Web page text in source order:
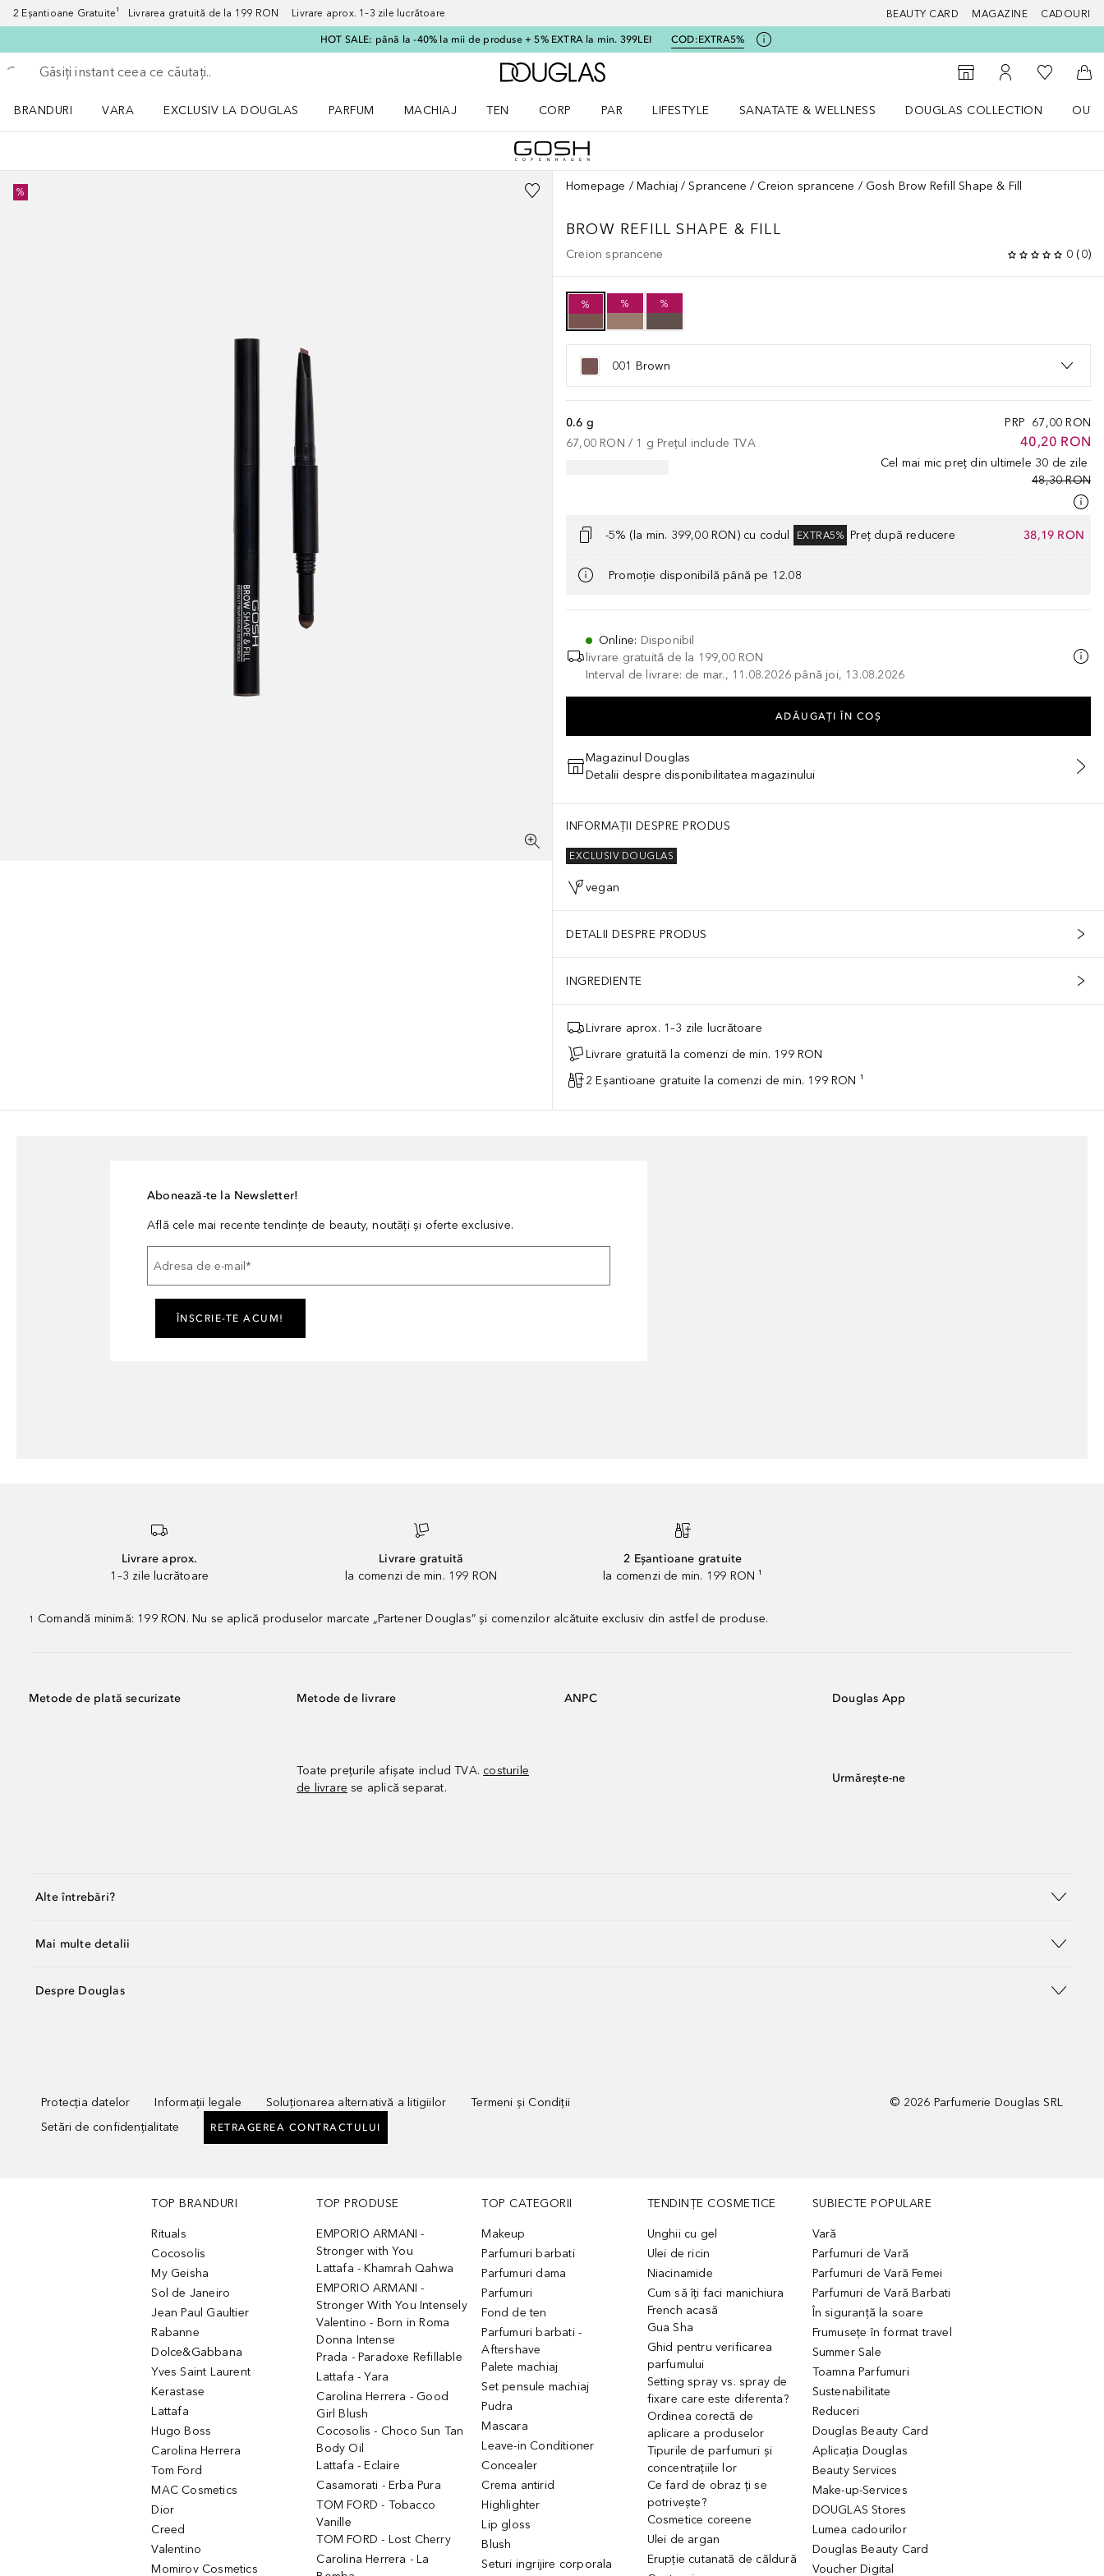
2 Eșantioane Gratuite¹ Livrarea gratuită de la 199 RON Livrare aprox. 1–3 zile lucrătoare BEAUTY CARD MAGAZINE CADOURI
HOT SALE: până la -40% la mii de produse + 5% EXTRA la min. 399LEI COD:EXTRA5%
Înapoi
Executați căutarea
Către pagina principală Douglas
Către Găsire magazin
Către Contul meu
Către
BRANDURI
VARA
EXCLUSIV LA DOUGLAS
PARFUM
MACHIAJ
TEN
CORP
PAR
LIFESTYLE
SANATATE & WELLNESS
DOUGLAS COLLECTION
% Homepage Machiaj Sprancene Creion sprancene Gosh Brow Refill Shape & Fill
BROW REFILL SHAPE & FILL
Creion sprancene 0 (0)
% % %
001 Brown
PRP 67,00 RON
40,20 RON
Cel mai mic preț din ultimele 30 de zile
48,30 RON
0.6 g
67,00 RON / 1 g Prețul include TVA
-5% (la min. 399,00 RON) cu codul EXTRA5% Preț după reducere 38,19 RON
Promoție disponibilă până pe 12.08
Online: Disponibil
livrare gratuită de la 199,00 RON
Interval de livrare: de mar., 11.08.2026 până joi, 13.08.2026
ADĂUGAȚI ÎN COŞ
Magazinul Douglas
Detalii despre disponibilitatea magazinului
INFORMAȚII DESPRE PRODUS
EXCLUSIV DOUGLAS
vegan
DETALII DESPRE PRODUS
INGREDIENTE
Livrare aprox. 1–3 zile lucrătoare
Livrare gratuită la comenzi de min. 199 RON
2 Eșantioane gratuite la comenzi de min. 199 RON ¹
Abonează-te la Newsletter!
Află cele mai recente tendințe de beauty, noutăți și oferte exclusive.
Adresa de e-mail *
ÎNSCRIE-TE ACUM!
Livrare aprox.
1–3 zile lucrătoare
Livrare gratuită
la comenzi de min. 199 RON
2 Eșantioane gratuite
la comenzi de min. 199 RON ¹
1 Comandă minimă: 199 RON. Nu se aplică produselor marcate „Partener Douglas” și comenzilor alcătuite exclusiv din astfel de produse.
Metode de plată securizate Metode de livrare
Toate prețurile afișate includ TVA. costurile
de livrare se aplică separat.
ANPC Douglas App
Urmărește-ne
Alte întrebări?
Mai multe detalii
Despre Douglas
Protecția datelor Informații legale Soluționarea alternativă a litigiilor
Termeni și Condiții
Setări de confidențialitate
RETRAGEREA CONTRACTULUI
© 2026 Parfumerie Douglas SRL
TOP BRANDURI
Rituals
Cocosolis
My Geisha
Sol de Janeiro
Jean Paul Gaultier
Rabanne
Dolce&Gabbana
Yves Saint Laurent
Kerastase
Lattafa
Hugo Boss
Carolina Herrera
Tom Ford
MAC Cosmetics
Dior
Creed
Valentino
Momirov Cosmetics
TOP PRODUSE
EMPORIO ARMANI -
Stronger with You
Lattafa - Khamrah Qahwa
EMPORIO ARMANI -
Stronger With You Intensely
Valentino - Born in Roma
Donna Intense
Prada - Paradoxe Refillable
Lattafa - Yara
Carolina Herrera - Good
Girl Blush
Cocosolis - Choco Sun Tan
Body Oil
Lattafa - Eclaire
Casamorati - Erba Pura
TOM FORD - Tobacco
Vanille
TOM FORD - Lost Cherry
Carolina Herrera - La
TOP CATEGORII
Makeup
Parfumuri barbati
Parfumuri dama
Parfumuri
Fond de ten
Parfumuri barbati -
Aftershave
Palete machiaj
Set pensule machiaj
Pudra
Mascara
Leave-in Conditioner
Concealer
Crema antirid
Highlighter
Lip gloss
Blush
Seturi ingrijire corporala
TENDINȚE COSMETICE
Unghii cu gel
Ulei de ricin
Niacinamide
Cum să îți faci manichiura
French acasă
Gua Sha
Ghid pentru verificarea
parfumului
Setting spray vs. spray de
fixare care este diferenta?
Ordinea corectă de
aplicare a produselor
Tipurile de parfumuri și
concentrațiile lor
Ce fard de obraz ți se
potrivește?
Cosmetice coreene
Ulei de argan
Erupție cutanată de căldură
SUBIECTE POPULARE
Vară
Parfumuri de Vară
Parfumuri de Vară Femei
Parfumuri de Vară Barbati
În siguranță la soare
Frumusețe în format travel
Summer Sale
Toamna Parfumuri
Sustenabilitate
Reduceri
Douglas Beauty Card
Aplicația Douglas
Beauty Services
Make-up-Services
DOUGLAS Stores
Lumea cadourilor
Douglas Beauty Card
Voucher Digital